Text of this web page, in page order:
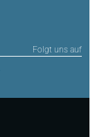
Folgt uns auf